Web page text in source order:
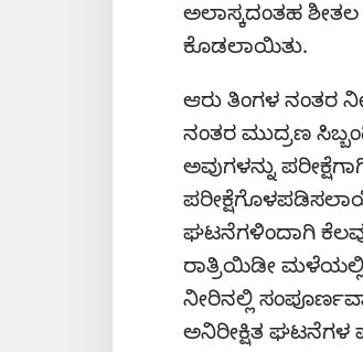
ಅಲಾಸ್ಕದಂತಹ
ಕೊಡಲಾಯಿತು.
ಆರು ತಿಂಗಳ ನಂತರ
ನಂತರ ಮುದ್ರಣ
ಅವುಗಳನ್ನು
ಘಟನೆಗಳಿಂದಾಗಿ
ರಾತ್ರಿಯಿಡೀ ಮಳೆಯಲ್ಲಿ
ನೀರಿನಲ್ಲಿ
ಅನಿರೀಕ್ಷಿತ ಘಟನೆಗಳ